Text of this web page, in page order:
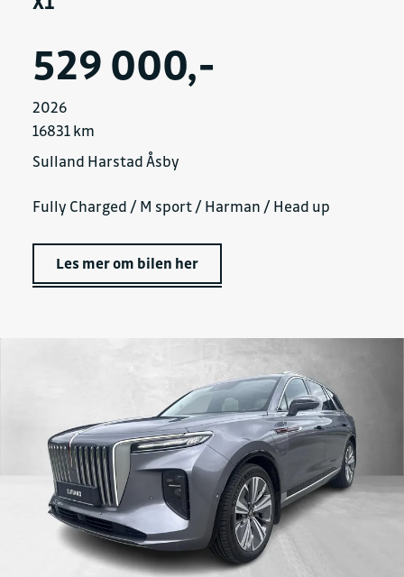
529 000,-
2026
16831 km
Sulland Harstad Åsby
Fully Charged / M sport / Harman / Head up
Les mer om bilen her